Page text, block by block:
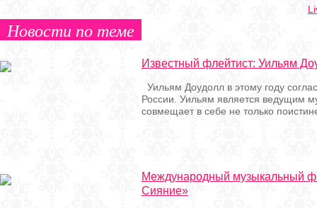
Новости по теме
Известный флейтист: Уильям
Уильям Доудолл в этому году
России. Уильям является ведущим
совмещает в себе не только
Международный музыкальный
Сияние»